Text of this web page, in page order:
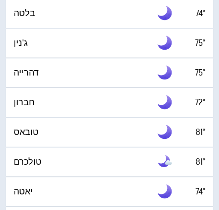
בלטה 74°
75°
דהרייה 75°
חברון 72°
טובאס 81°
81°
יאטה 74°